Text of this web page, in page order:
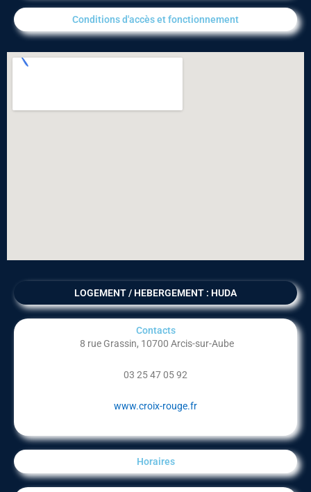
Conditions d'accès et fonctionnement​
LOGEMENT / HEBERGEMENT : HUDA
Contacts
8 rue Grassin, 10700 Arcis-sur-Aube
03 25 47 05 92
www.croix-rouge.fr
Horaires